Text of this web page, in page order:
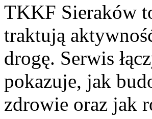
TKKF Sieraków
traktują
drogę. Serwis
pokazuje, jak
zdrowie oraz jak